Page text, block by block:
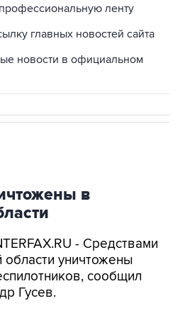
ленту
главных новостей сайта
новости в официальном
в
- Средствами
уничтожены
сообщил
Гусев.